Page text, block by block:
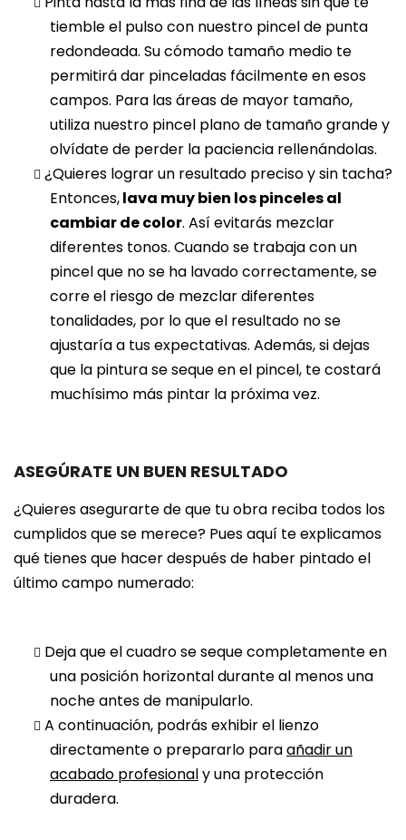
tiemble el pulso con nuestro pincel de punta
redondeada. Su cómodo tamaño medio te
permitirá dar pinceladas fácilmente en esos
campos. Para las áreas de mayor tamaño,
utiliza nuestro pincel plano de tamaño grande y
olvídate de perder la paciencia rellenándolas.
¿Quieres lograr un resultado preciso y sin tacha?
Entonces,lava muy bien los pinceles al
cambiar de color. Así evitarás mezclar
diferentes tonos. Cuando se trabaja con un
pincel que no se ha lavado correctamente, se
corre el riesgo de mezclar diferentes
tonalidades, por lo que el resultado no se
ajustaría a tus expectativas. Además, si dejas
que la pintura se seque en el pincel, te costará
muchísimo más pintar la próxima vez.
ASEGÚRATE UN BUEN RESULTADO
¿Quieres asegurarte de que tu obra reciba todos los
cumplidos que se merece? Pues aquí te explicamos
qué tienes que hacer después de haber pintado el
último campo numerado:
Deja que el cuadro se seque completamente en
una posición horizontal durante al menos una
noche antes de manipularlo.
A continuación, podrás exhibir el lienzo
directamente o prepararlo paraañadir un
acabado profesionaly una protección
duradera.